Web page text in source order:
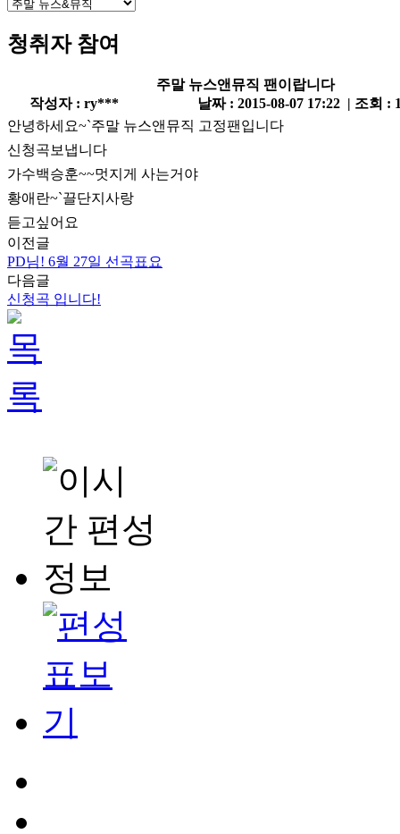
청취자 참여
주말 뉴스앤뮤직 팬이랍니다
작성자 : ry***
날짜 : 2015-08-07 17:22 | 조회 :
안녕하세요~`주말 뉴스앤뮤직 고정팬입니다
신청곡보냅니다
가수백승훈~~멋지게 사는거야
황애란~`끌단지사랑
듣고싶어요
이전글
PD님! 6월 27일 선곡표요
다음글
신청곡 입니다!